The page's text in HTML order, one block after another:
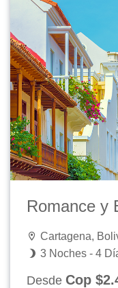
Romance y
Cartagena,
3 Noches - 4
Desde Cop